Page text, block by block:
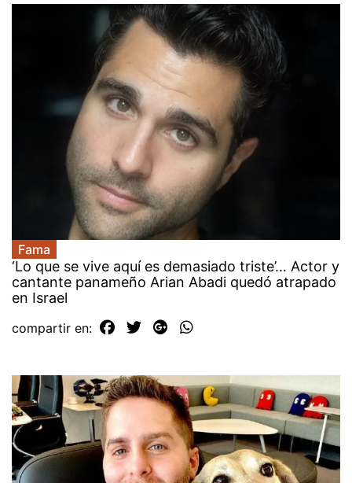
Fama
‘Lo que se vive aquí es demasiado triste’… Actor y
cantante panameño Arian Abadi quedó atrapado
en Israel
compartir en: